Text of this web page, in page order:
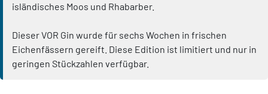
isländisches Moos und Rhabarber.
Dieser VOR Gin wurde für sechs Wochen in frischen
Eichenfässern gereift. Diese Edition ist limitiert und nur in
geringen Stückzahlen verfügbar.